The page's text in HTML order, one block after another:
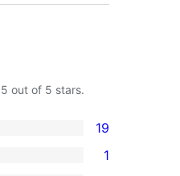
5 out of 5 stars.
19
1